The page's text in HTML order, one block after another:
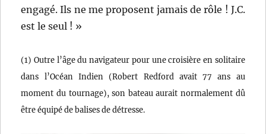
engagé. Ils ne me proposent jamais de rôle ! J.C.
est le seul ! »
(1) Outre l’âge du navigateur pour une croisière en solitaire
dans l’Océan Indien (Robert Redford avait 77 ans au
moment du tournage), son bateau aurait normalement dû
être équipé de balises de détresse.